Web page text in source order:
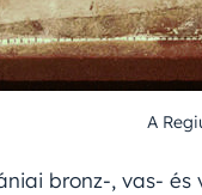
A
bronz-, vas-